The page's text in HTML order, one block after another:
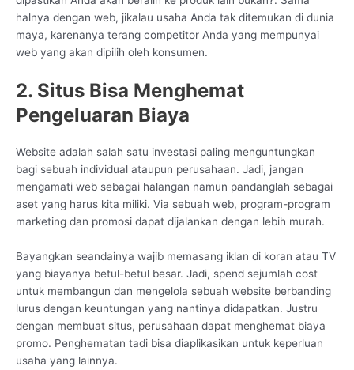
halnya dengan web, jikalau usaha Anda tak ditemukan di dunia
maya, karenanya terang competitor Anda yang mempunyai
web yang akan dipilih oleh konsumen.
2. Situs Bisa Menghemat
Pengeluaran Biaya
Website adalah salah satu investasi paling menguntungkan
bagi sebuah individual ataupun perusahaan. Jadi, jangan
mengamati web sebagai halangan namun pandanglah sebagai
aset yang harus kita miliki. Via sebuah web, program-program
marketing dan promosi dapat dijalankan dengan lebih murah.
Bayangkan seandainya wajib memasang iklan di koran atau TV
yang biayanya betul-betul besar. Jadi, spend sejumlah cost
untuk membangun dan mengelola sebuah website berbanding
lurus dengan keuntungan yang nantinya didapatkan. Justru
dengan membuat situs, perusahaan dapat menghemat biaya
promo. Penghematan tadi bisa diaplikasikan untuk keperluan
usaha yang lainnya.